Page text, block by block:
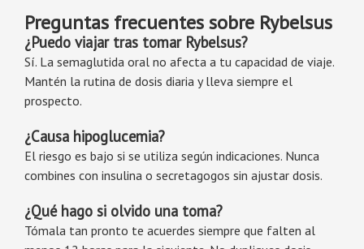
Preguntas frecuentes sobre Rybelsus
¿Puedo viajar tras tomar Rybelsus?
Sí. La semaglutida oral no afecta a tu capacidad de viaje.
Mantén la rutina de dosis diaria y lleva siempre el
prospecto.
¿Causa hipoglucemia?
El riesgo es bajo si se utiliza según indicaciones. Nunca
combines con insulina o secretagogos sin ajustar dosis.
¿Qué hago si olvido una toma?
Tómala tan pronto te acuerdes siempre que falten al